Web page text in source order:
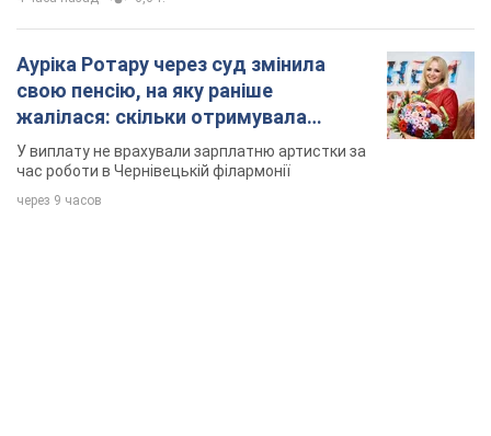
Ауріка Ротару через суд змінила
свою пенсію, на яку раніше
жалілася: скільки отримувала
співачка
У виплату не врахували зарплатню артистки за
час роботи в Чернівецькій філармонії
через 9 часов